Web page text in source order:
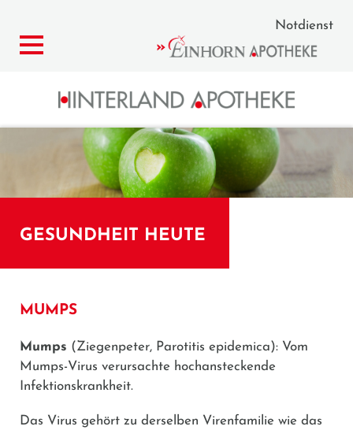
Notdienst
GESUNDHEIT HEUTE
MUMPS
Mumps (Ziegenpeter, Parotitis epidemica): Vom
Mumps-Virus verursachte hochansteckende
Infektionskrankheit.
Das Virus gehört zu derselben Virenfamilie wie das